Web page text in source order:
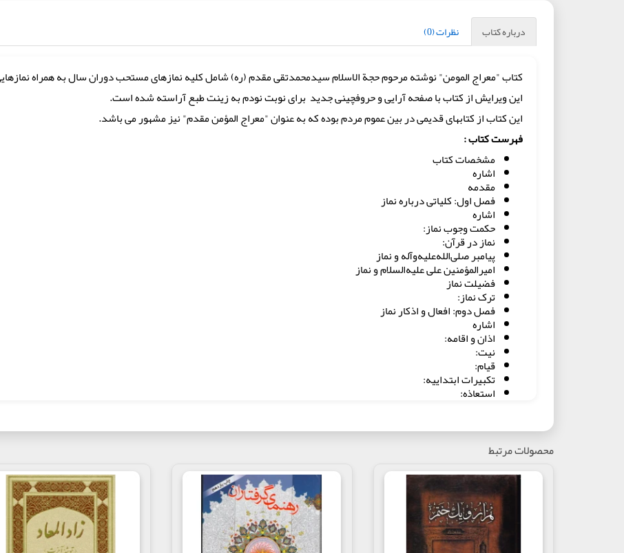
درباره کتاب نظرات (0)
کتاب "معراج المومن" نوشته مرحوم حجة الاسلام سیدمحمدتقی مقدم (ره) شامل کلیه نمازهای مستحب دوران سال به همراه
این ویرایش از کتاب با صفحه آرایی و حروفچینی جدید برای نوبت نودم به زینت طبع آراسته شده است.
این کتاب از کتابهای قدیمی در بین عموم مردم بوده که به عنوان "معراج المؤمن مقدم" نیز مشهور می باشد.
فهرست کتاب :
مشخصات کتاب
اشاره
مقدمه
فصل اول: کلیاتی درباره نماز
اشاره
حکمت وجوب نماز:
نماز در قرآن:
پیامبر صلی‌الله‌علیه‌و‌آله و نماز
امیرالمؤمنین علی علیه‌السلام و نماز
فضیلت نماز
ترک نماز:
فصل دوم: افعال و اذکار نماز
اشاره
اذان و اقامه:
نیت:
قیام:
تکبیرات ابتداییه:
استعاذه:
رکوع:
سجده:
تشهد:
تسبیحات اربعه:
سلام:
تسبیحات فاطمه زهرا سلام اللّه علیها
برخی از مصادر کتاب
محصولات مرتبط